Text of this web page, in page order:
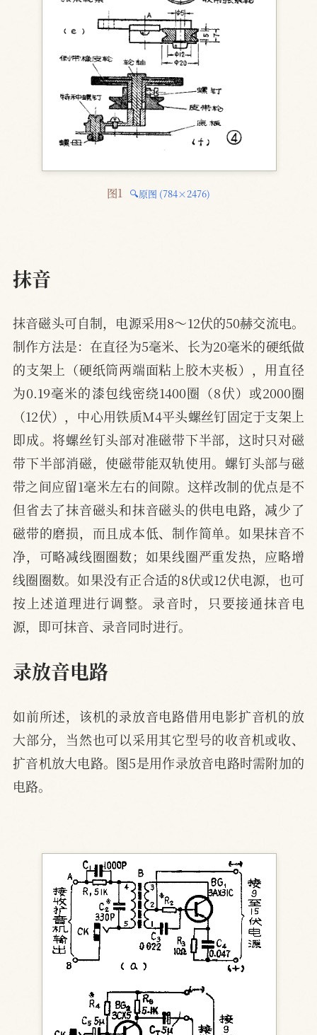
图1 🔍原图 (784×2476)
抹音
抹音磁头可自制，电源采用8～12伏的50赫交流电。
制作方法是：在直径为5毫米、长为20毫米的硬纸做
的支架上（硬纸筒两端面粘上胶木夹板），用直径
为0.19毫米的漆包线密绕1400圈（8伏）或2000圈
（12伏），中心用铁质M4平头螺丝钉固定于支架上
即成。将螺丝钉头部对准磁带下半部，这时只对磁
带下半部消磁，使磁带能双轨使用。螺钉头部与磁
带之间应留1毫米左右的间隙。这样改制的优点是不
但省去了抹音磁头和抹音磁头的供电电路，减少了
磁带的磨损，而且成本低、制作简单。如果抹音不
净，可略减线圈圈数；如果线圈严重发热，应略增
线圈圈数。如果没有正合适的8伏或12伏电源，也可
按上述道理进行调整。录音时，只要接通抹音电
源，即可抹音、录音同时进行。
录放音电路
如前所述，该机的录放音电路借用电影扩音机的放
大部分，当然也可以采用其它型号的收音机或收、
扩音机放大电路。图5是用作录放音电路时需附加的
电路。